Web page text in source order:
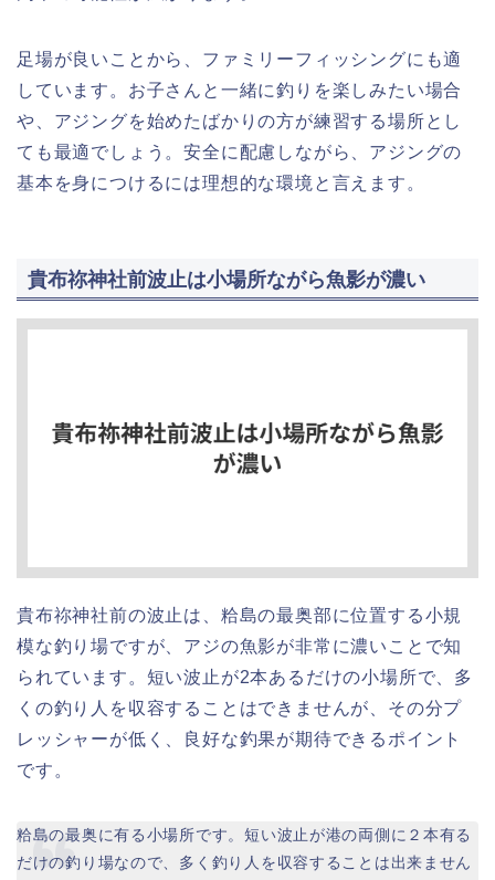
足場が良いことから、ファミリーフィッシングにも適
しています。お子さんと一緒に釣りを楽しみたい場合
や、アジングを始めたばかりの方が練習する場所とし
ても最適でしょう。安全に配慮しながら、アジングの
基本を身につけるには理想的な環境と言えます。
貴布祢神社前波止は小場所ながら魚影が濃い
貴布祢神社前の波止は、粭島の最奥部に位置する小規
模な釣り場ですが、アジの魚影が非常に濃いことで知
られています。短い波止が2本あるだけの小場所で、多
くの釣り人を収容することはできませんが、その分プ
レッシャーが低く、良好な釣果が期待できるポイント
です。
粭島の最奥に有る小場所です。短い波止が港の両側に２本有る
だけの釣り場なので、多く釣り人を収容することは出来ません